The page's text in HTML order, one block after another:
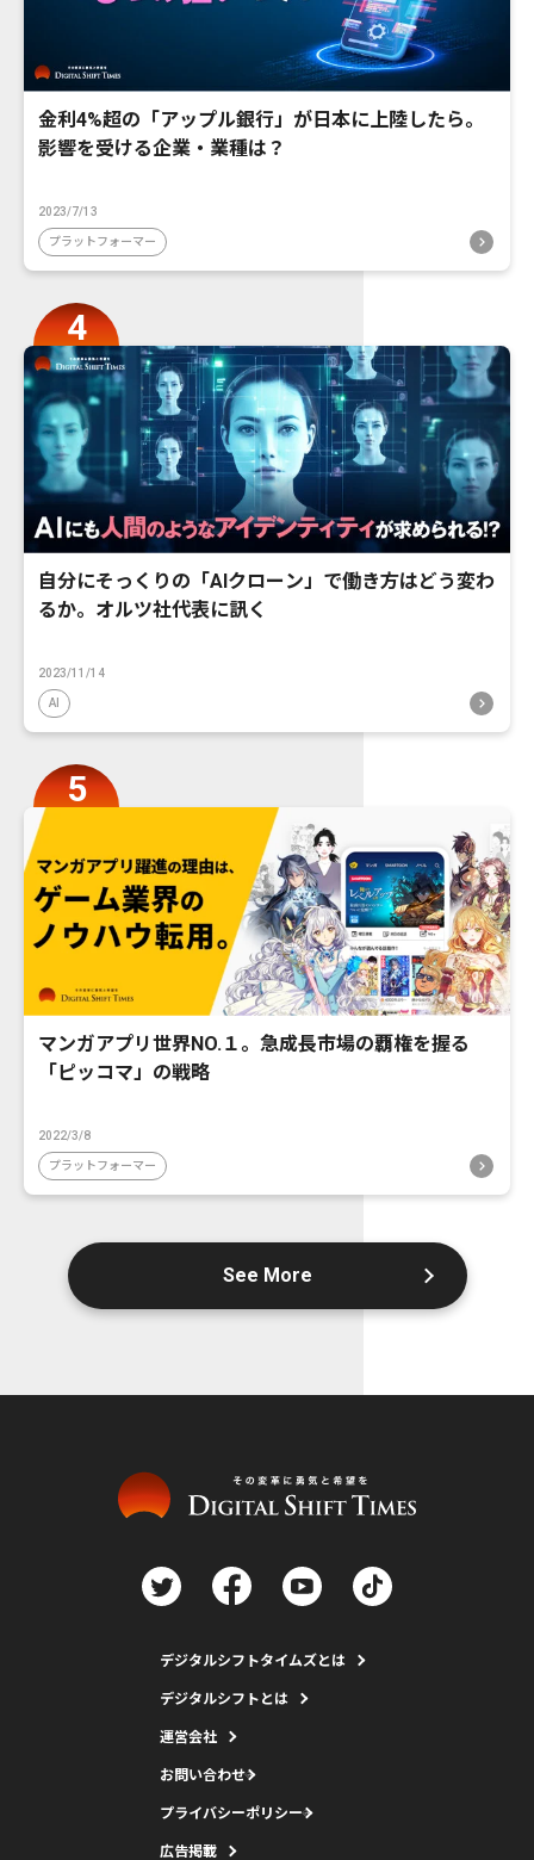
金利4%超の「アップル銀行」が日本に上陸したら。
影響を受ける企業・業種は？
2023/7/13
プラットフォーマー
自分にそっくりの「AIクローン」で働き方はどう変わ
るか。オルツ社代表に訊く
2023/11/14
AI
マンガアプリ世界NO.１。急成長市場の覇権を握る
「ピッコマ」の戦略
2022/3/8
プラットフォーマー
See More
デジタルシフトタイムズとは
デジタルシフトとは
運営会社
お問い合わせ
プライバシーポリシー
広告掲載